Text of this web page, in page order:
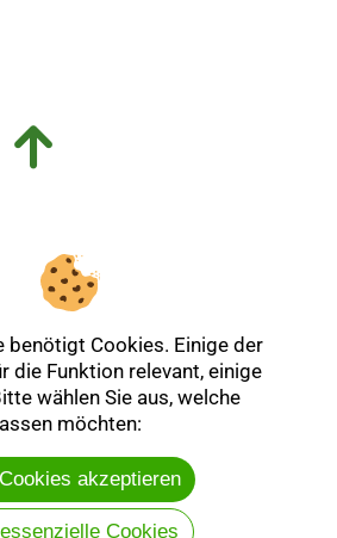
benötigt Cookies. Einige der
die Funktion relevant, einige
wählen Sie aus, welche
möchten:
akzeptieren
Cookies